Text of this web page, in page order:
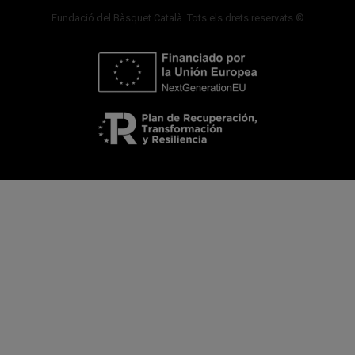
Fundació del Bàsquet Català. Tots els drets reservats ©